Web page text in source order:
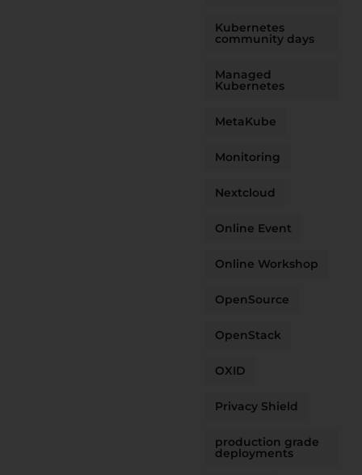
Kubernetes
community days
Managed
Kubernetes
MetaKube
Monitoring
Nextcloud
Online Event
Online Workshop
OpenSource
OpenStack
OXID
Privacy Shield
production grade
deployments